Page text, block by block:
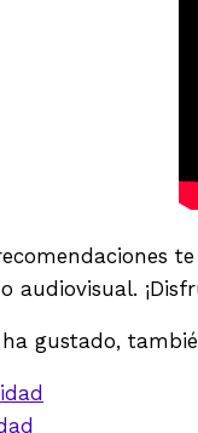
audiovisual.
gustado,